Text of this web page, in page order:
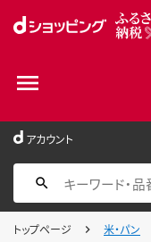
アカウント
トップページ 米・パン